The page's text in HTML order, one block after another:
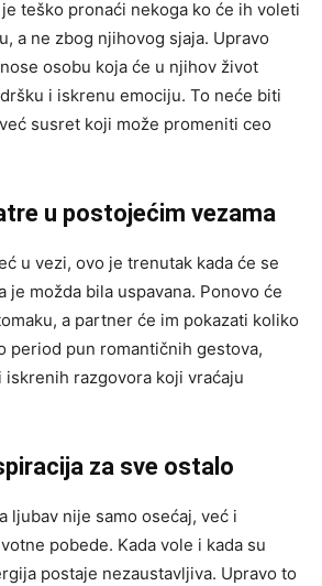
teško pronaći nekoga ko će ih voleti
a ne zbog njihovog sjaja. Upravo
osobu koja će u njihov život
i iskrenu emociju. To neće biti
susret koji može promeniti ceo
u postojećim vezama
u vezi, ovo je trenutak kada će se
je možda bila uspavana. Ponovo će
a partner će im pokazati koliko
period pun romantičnih gestova,
razgovora koji vraćaju
za sve ostalo
ljubav nije samo osećaj, već i
pobede. Kada vole i kada su
postaje nezaustavljiva. Upravo to